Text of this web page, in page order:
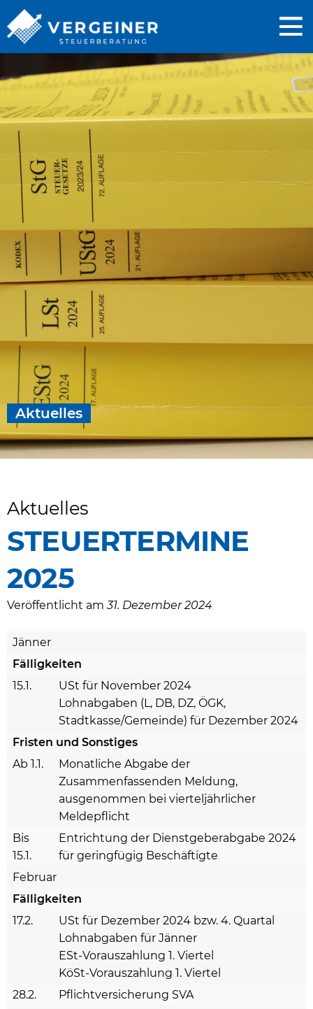
Aktuelles
Aktuelles
STEUERTERMINE
2025
Veröffentlicht am31. Dezember 2024
Jänner
Fälligkeiten
15.1.
USt für November 2024
Lohnabgaben (L, DB, DZ, ÖGK,
Stadtkasse/Gemeinde) für Dezember 2024
Fristen und Sonstiges
Ab 1.1.
Monatliche Abgabe der
Zusammenfassenden Meldung,
ausgenommen bei vierteljährlicher
Meldepflicht
Bis
15.1.
Entrichtung der Dienstgeberabgabe 2024
für geringfügig Beschäftigte
Februar
Fälligkeiten
17.2.
USt für Dezember 2024 bzw. 4. Quartal
Lohnabgaben für Jänner
ESt-Vorauszahlung 1. Viertel
KöSt-Vorauszahlung 1. Viertel
28.2.
Pflichtversicherung SVA